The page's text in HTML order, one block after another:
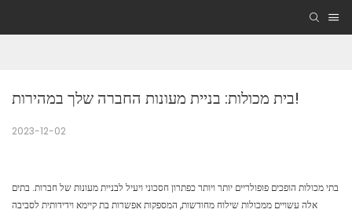
בית מכולות: בניית מעונות החברה שלך במהירות!
2023-12-02
בתי מכולות הופכים פופולריים יותר ויותר כפתרון חסכוני ויעיל לבניית מעונות של חברות. בתים
אלה עשויים ממכולות שילוח מחודשות, המספקות אפשרות בת קיימא וידידותית לסביבה